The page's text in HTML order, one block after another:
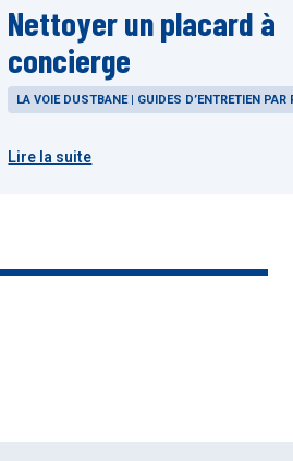
Nettoyer un placard à
concierge
LA VOIE DUSTBANE | GUIDES D’ENTRETIEN PAR
Lire la suite